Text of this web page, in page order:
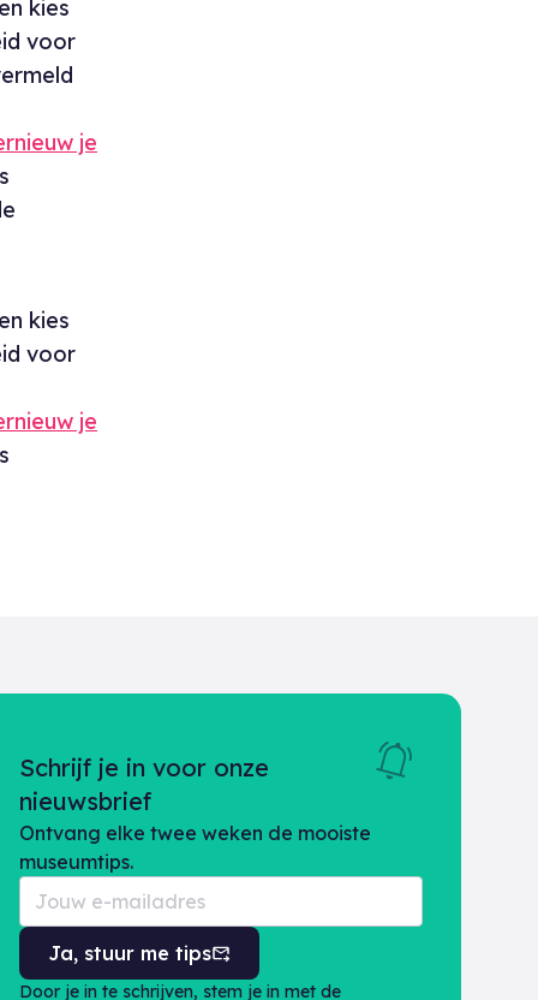
en kies
voor
je
en kies
voor
je
Schrijf je in voor onze
nieuwsbrief
Ontvang elke twee weken de mooiste
museumtips.
Ja, stuur me tips
Door je in te schrijven, stem je in met de